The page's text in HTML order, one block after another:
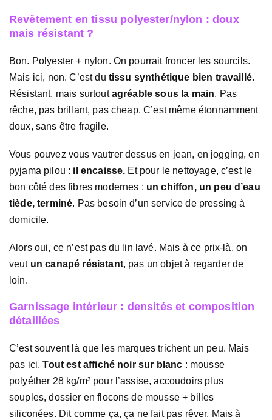
Revêtement en tissu polyester/nylon : doux
mais résistant ?
Bon. Polyester + nylon. On pourrait froncer les sourcils.
Mais ici, non. C’est du tissu synthétique bien travaillé.
Résistant, mais surtoutagréable sous la main. Pas
rêche, pas brillant, pas cheap. C’est même étonnamment
doux, sans être fragile.
Vous pouvez vous vautrer dessus en jean, en jogging, en
pyjama pilou : il encaisse. Et pour le nettoyage, c’est le
bon côté des fibres modernes : un chiffon, un peu d’eau
tiède, terminé. Pas besoin d’un service de pressing à
domicile.
Alors oui, ce n’est pas du lin lavé. Mais à ce prix-là, on
veut un canapé résistant, pas un objet à regarder de
loin.
Garnissage intérieur : densités et composition
détaillées
C’est souvent là que les marques trichent un peu. Mais
pas ici.Tout est affiché noir sur blanc : mousse
polyéther 28 kg/m³ pour l’assise, accoudoirs plus
souples, dossier en flocons de mousse + billes
siliconées. Dit comme ça, ça ne fait pas rêver. Mais à